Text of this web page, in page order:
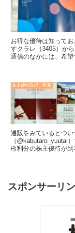
お得な優待は知って
すクラレ（3405）か
通信のなかには、希
株主優待取得・到着
通販をみているとつい
（@kabutaro_yuutai
権利分の株主優待が
スポンサーリ